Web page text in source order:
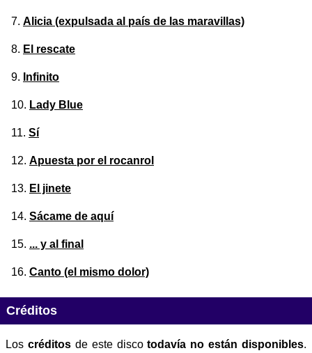
Alicia (expulsada al país de las maravillas)
El rescate
Infinito
Lady Blue
Sí
Apuesta por el rocanrol
El jinete
Sácame de aquí
... y al final
Canto (el mismo dolor)
Créditos
Los créditosde este discotodavía no están disponibles.